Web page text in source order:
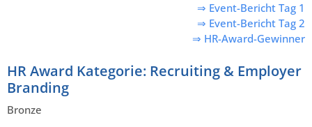
⇒ Event-Bericht Tag 1
⇒ Event-Bericht Tag 2
⇒ HR-Award-Gewinner
HR Award Kategorie: Recruiting & Employer
Branding
Bronze